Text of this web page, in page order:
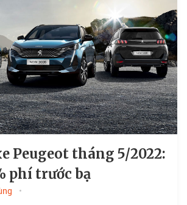
Peugeot tháng 5/2022:
phí trước bạ